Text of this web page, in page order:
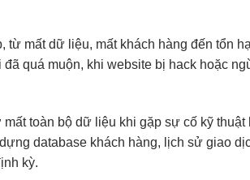
mất dữ liệu, mất khách hàng đến tổn
quá muộn, khi website bị hack hoặc
toàn bộ dữ liệu khi gặp sự cố kỹ thuật
database khách hàng, lịch sử giao
kỳ.